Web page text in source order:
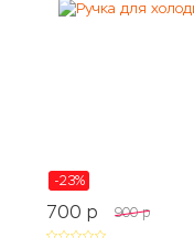
-23%
700 p 900 p